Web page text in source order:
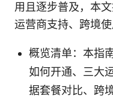
用且逐步普及，本
运营商支持、跨境
概览清单：本指
如何开通、三大
据套餐对比、跨